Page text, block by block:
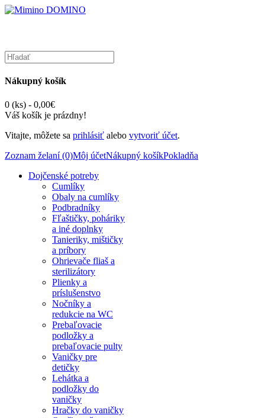
Nákupný košík
0 (ks) - 0,00€
Váš košík je prázdny!
Vitajte, môžete sa prihlásiť alebo vytvoriť účet.
Zoznam želaní (0)Môj účetNákupný košíkPokladňa
Dojčenské potreby
Cumlíky
Obaly na cumlíky
Podbradníky
Fľaštičky, poháriky
a iné doplnky
Tanieriky, mištičky
a príbory
Ohrievače fliaš a
sterilizátory
Plienky a
príslušenstvo
Nočníky a
redukcie na WC
Prebaľovacie
podložky a
prebaľovacie pulty
Vaničky pre
detičky
Lehátka a
podložky do
vaničky
Hračky do vaničky